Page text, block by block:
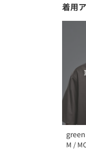
着用
M /